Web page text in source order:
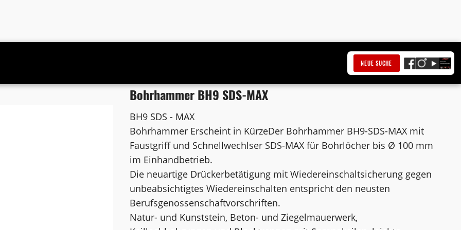
NEUE SUCHE
Bohrhammer BH9 SDS-MAX
BH9 SDS - MAX
Bohrhammer Erscheint in KürzeDer Bohrhammer BH9-SDS-MAX mit
Faustgriff und Schnellwechlser SDS-MAX für Bohrlöcher bis Ø 100 mm
im Einhandbetrieb.
Die neuartige Drückerbetätigung mit Wiedereinschaltsicherung gegen
unbeabsichtigtes Wiedereinschalten entspricht den neusten
Berufsgenossenschaftvorschriften.
Natur- und Kunststein, Beton- und Ziegelmauerwerk,